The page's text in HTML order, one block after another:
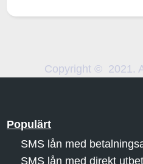
Copyright © 2021.
Populärt
SMS lån med
SMS lån med direkt